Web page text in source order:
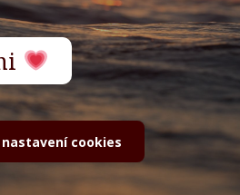
cookies